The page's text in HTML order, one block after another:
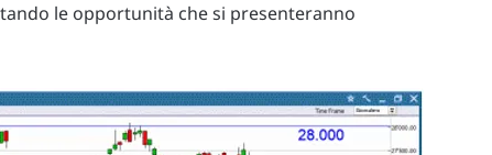
le opportunità che si presenteranno